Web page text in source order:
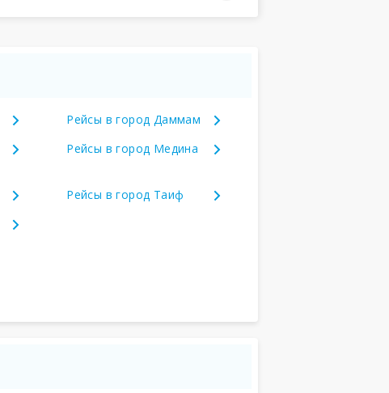
Рейсы в город Даммам
Рейсы в город Медина
Рейсы в город Таиф